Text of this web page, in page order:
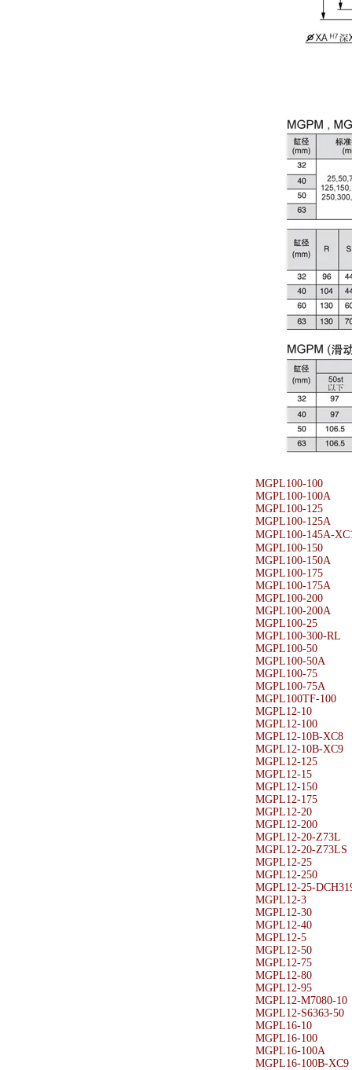
MGPL100-100
MGPL100-100A
MGPL100-125
MGPL100-125A
MGPL100-145A-
MGPL100-150
MGPL100-150A
MGPL100-175
MGPL100-175A
MGPL100-200
MGPL100-200A
MGPL100-25
MGPL100-300-RL
MGPL100-50
MGPL100-50A
MGPL100-75
MGPL100-75A
MGPL100TF-100
MGPL12-10
MGPL12-100
MGPL12-10B-XC8
MGPL12-10B-XC9
MGPL12-125
MGPL12-15
MGPL12-150
MGPL12-175
MGPL12-20
MGPL12-200
MGPL12-20-Z73L
MGPL12-20-Z73LS
MGPL12-25
MGPL12-250
MGPL12-25-
MGPL12-3
MGPL12-30
MGPL12-40
MGPL12-5
MGPL12-50
MGPL12-75
MGPL12-80
MGPL12-95
MGPL12-M7080-10
MGPL12-S6363-50
MGPL16-10
MGPL16-100
MGPL16-100A
MGPL16-100B-XC9